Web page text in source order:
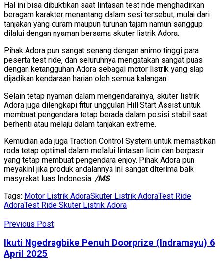
Hal ini bisa dibuktikan saat lintasan test ride menghadirkan
beragam karakter menantang dalam sesi tersebut, mulai dari
tanjakan yang curam maupun turunan tajam namun sanggup
dilalui dengan nyaman bersama skuter listrik Adora.
Pihak Adora pun sangat senang dengan animo tinggi para
peserta test ride, dan seluruhnya mengatakan sangat puas
dengan ketangguhan Adora sebagai motor listrik yang siap
dijadikan kendaraan harian oleh semua kalangan.
Selain tetap nyaman dalam mengendarainya, skuter listrik
Adora juga dilengkapi fitur unggulan Hill Start Assist untuk
membuat pengendara tetap berada dalam posisi stabil saat
berhenti atau melaju dalam tanjakan extreme.
Kemudian ada juga Traction Control System untuk memastikan
roda tetap optimal dalam melalui lintasan licin dan berpasir
yang tetap membuat pengendara enjoy. Pihak Adora pun
meyakini jika produk andalannya ini sangat diterima baik
masyrakat luas Indonesia. /MS
Tags: Motor Listrik AdoraSkuter Listrik AdoraTest Ride
AdoraTest Ride Skuter Listrik Adora
Previous Post
Ikuti Ngedragbike Penuh Doorprize (Indramayu) 6
April 2025